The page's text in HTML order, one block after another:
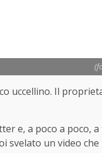
uccellino. Il
e, a poco a poco,
svelato un video